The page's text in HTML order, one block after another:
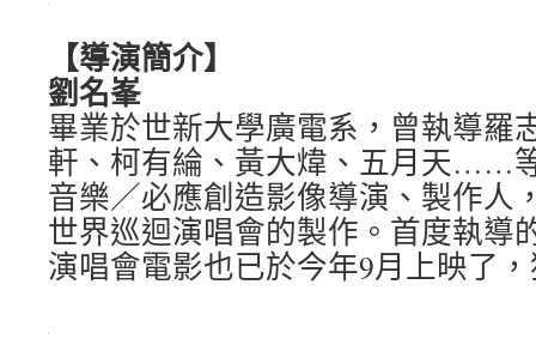
【導演簡介】
劉名峯
畢業於世新大學廣電系，曾執導羅
軒、柯有綸、黃大煒、五月天……
音樂／必應創造影像導演、製作人
世界巡迴演唱會的製作。首度執導
演唱會電影也已於今年9月上映了